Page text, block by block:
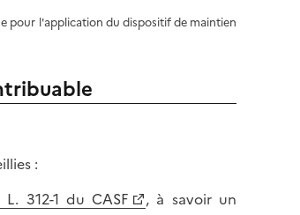
pour l'application du dispositif de maintien
:
312-1 du CASF
, à savoir un